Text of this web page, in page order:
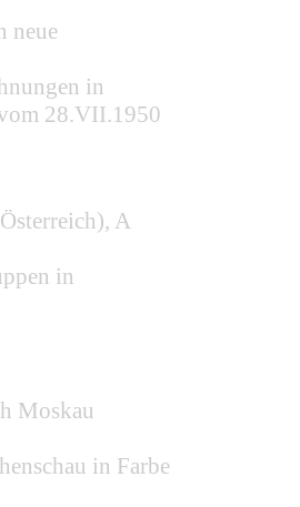
neue
in
28.VII.1950
A
in
Moskau
in Farbe